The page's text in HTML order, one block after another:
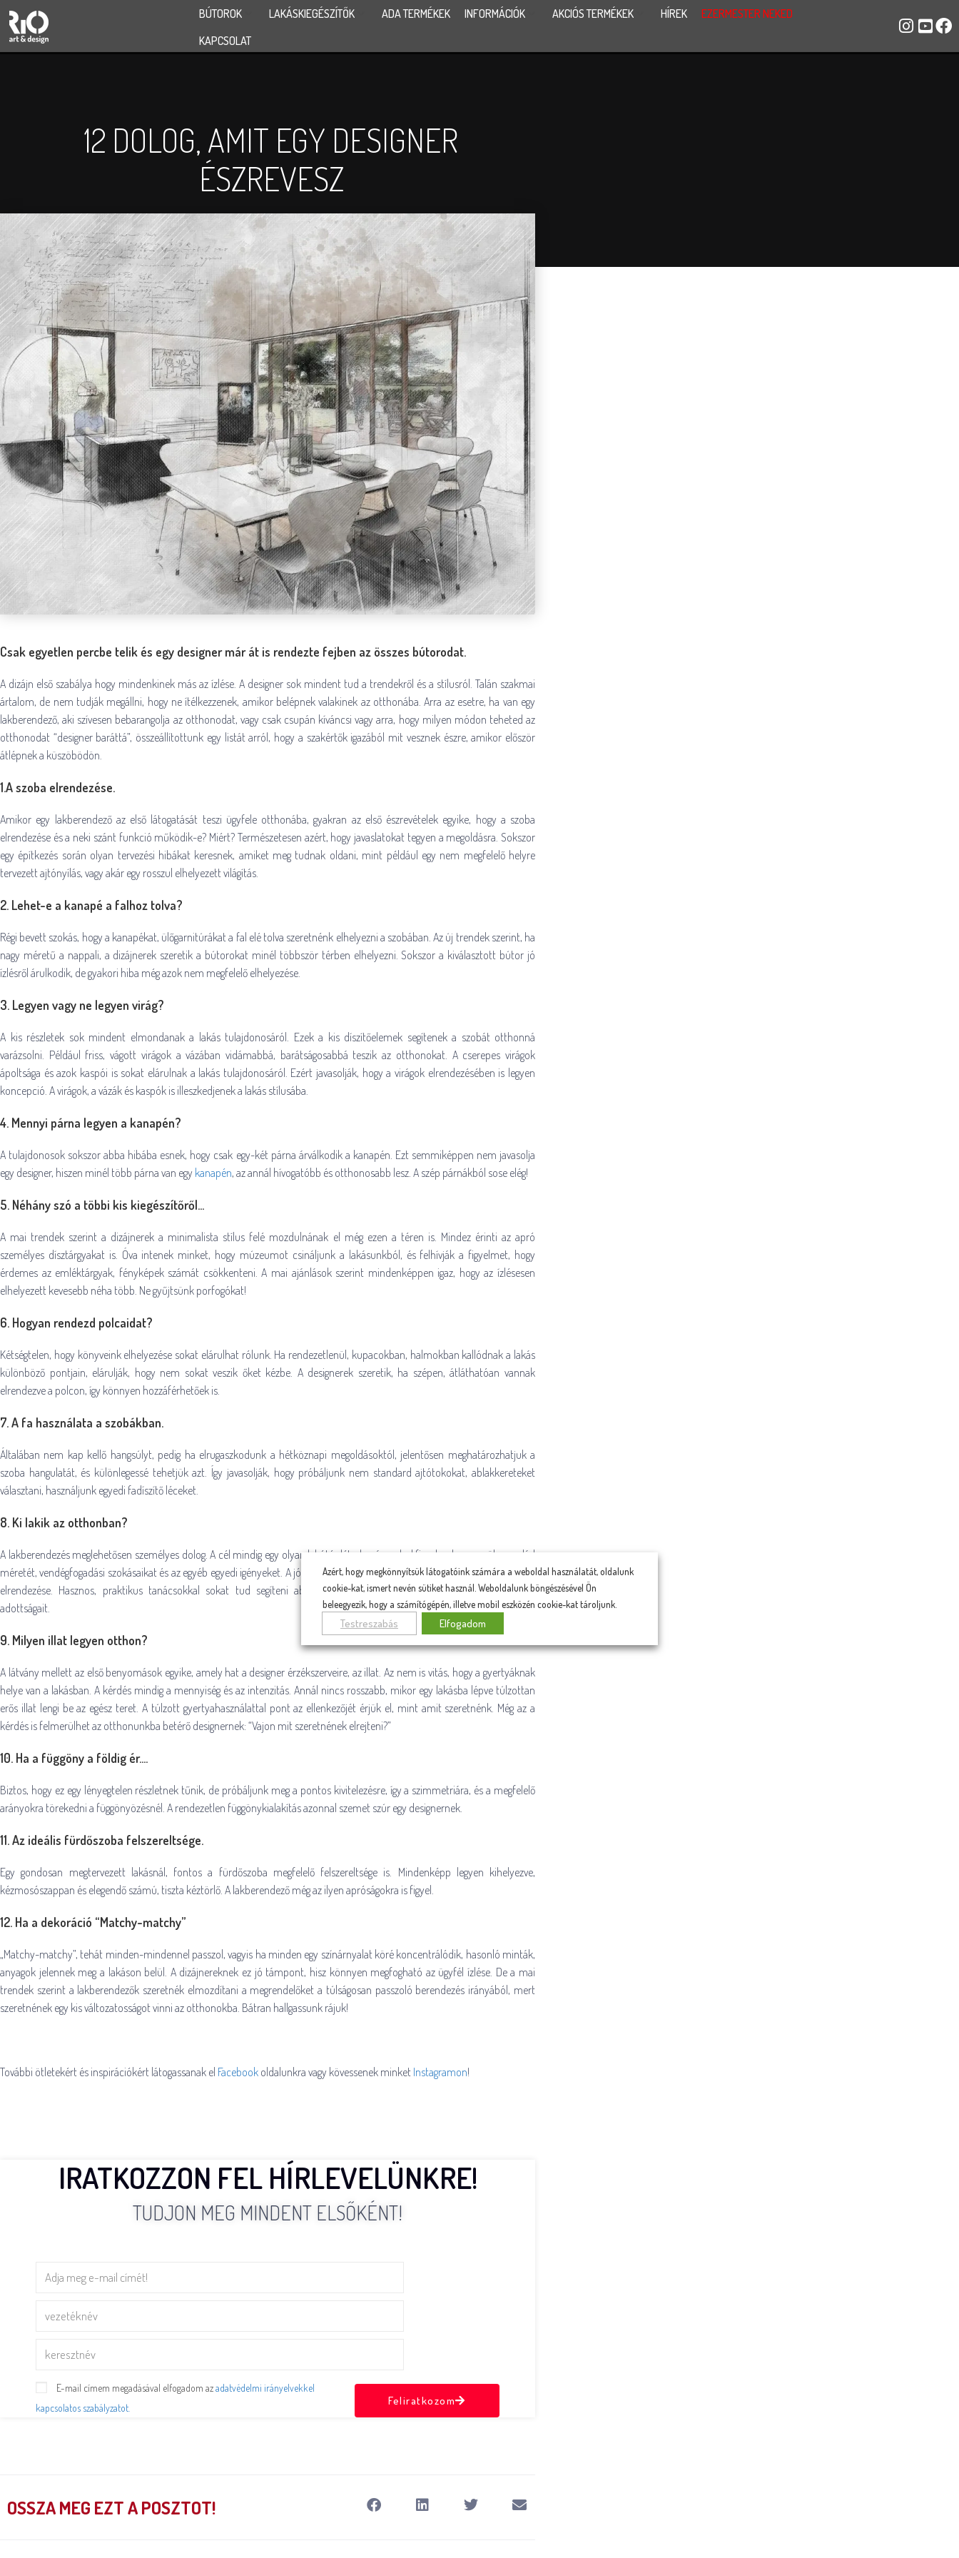
BÚTOROK LAKÁSKIEGÉSZÍTŐK ADA TERMÉKEK INFORMÁCIÓK AKCIÓS TERMÉKEK HÍREK
EZERMESTER NEKED
KAPCSOLAT
12 DOLOG, AMIT EGY DESIGNER
ÉSZREVESZ
Csak egyetlen percbe telik és egy designer már át is rendezte fejben az összes bútorodat.
A dizájn első szabálya hogy mindenkinek más az ízlése. A designer sok mindent tud a trendekről és a stílusról. Talán szakmai
ártalom, de nem tudják megállni, hogy ne ítélkezzenek, amikor belépnek valakinek az otthonába. Arra az esetre, ha van egy
lakberendező, aki szívesen bebarangolja az otthonodat, vagy csak csupán kíváncsi vagy arra, hogy milyen módon teheted az
otthonodat “designer baráttá”, összeállítottunk egy listát arról, hogy a szakértők igazából mit vesznek észre, amikor először
átlépnek a küszöbödön.
1.A szoba elrendezése.
Amikor egy lakberendező az első látogatását teszi ügyfele otthonába, gyakran az első észrevételek egyike, hogy a szoba
elrendezése és a neki szánt funkció működik-e? Miért? Természetesen azért, hogy javaslatokat tegyen a megoldásra. Sokszor
egy építkezés során olyan tervezési hibákat keresnek, amiket meg tudnak oldani, mint például egy nem megfelelő helyre
tervezett ajtónyílás, vagy akár egy rosszul elhelyezett világítás.
2. Lehet-e a kanapé a falhoz tolva?
Régi bevett szokás, hogy a kanapékat, ülőgarnitúrákat a fal elé tolva szeretnénk elhelyezni a szobában. Az új trendek szerint, ha
nagy méretű a nappali, a dizájnerek szeretik a bútorokat minél többször térben elhelyezni. Sokszor a kiválasztott bútor jó
ízlésről árulkodik, de gyakori hiba még azok nem megfelelő elhelyezése.
3. Legyen vagy ne legyen virág?
A kis részletek sok mindent elmondanak a lakás tulajdonosáról. Ezek a kis díszítőelemek segítenek a szobát otthonná
varázsolni. Például friss, vágott virágok a vázában vidámabbá, barátságosabbá teszik az otthonokat. A cserepes virágok
ápoltsága és azok kaspói is sokat elárulnak a lakás tulajdonosáról. Ezért javasolják, hogy a virágok elrendezésében is legyen
koncepció. A virágok, a vázák és kaspók is illeszkedjenek a lakás stílusába.
4. Mennyi párna legyen a kanapén?
A tulajdonosok sokszor abba hibába esnek, hogy csak egy-két párna árválkodik a kanapén. Ezt semmiképpen nem javasolja
egy designer, hiszen minél több párna van egy kanapén, az annál hívogatóbb és otthonosabb lesz. A szép párnákból sose elég!
5. Néhány szó a többi kis kiegészítőről…
A mai trendek szerint a dizájnerek a minimalista stílus felé mozdulnának el még ezen a téren is. Mindez érinti az apró
személyes dísztárgyakat is. Óva intenek minket, hogy múzeumot csináljunk a lakásunkból, és felhívják a figyelmet, hogy
érdemes az emléktárgyak, fényképek számát csökkenteni. A mai ajánlások szerint mindenképpen igaz, hogy az ízlésesen
elhelyezett kevesebb néha több. Ne gyűjtsünk porfogókat!
6. Hogyan rendezd polcaidat?
Kétségtelen, hogy könyveink elhelyezése sokat elárulhat rólunk. Ha rendezetlenül, kupacokban, halmokban kallódnak a lakás
különböző pontjain, elárulják, hogy nem sokat veszik őket kézbe. A designerek szeretik, ha szépen, átláthatóan vannak
elrendezve a polcon, így könnyen hozzáférhetőek is.
7. A fa használata a szobákban.
Általában nem kap kellő hangsúlyt, pedig ha elrugaszkodunk a hétköznapi megoldásoktól, jelentősen meghatározhatjuk a
szoba hangulatát, és különlegessé tehetjük azt. Így javasolják, hogy próbáljunk nem standard ajtótokokat, ablakkereteket
választani, használjunk egyedi fadíszítő léceket.
8. Ki lakik az otthonban?
A lakberendezés meglehetősen személyes dolog. A cél mindig egy olyan lakótér létrehozása, ahol figyelembe vesszük a család
méretét, vendégfogadási szokásaikat és az egyéb egyedi igényeket. A jó lakberendező azonnal látja, hogy megfelelő-e a lakótér
elrendezése. Hasznos, praktikus tanácsokkal sokat tud segíteni abban, hogy minél jobban kihasználhassuk lakásunk
adottságait.
9. Milyen illat legyen otthon?
A látvány mellett az első benyomások egyike, amely hat a designer érzékszerveire, az illat. Az nem is vitás, hogy a gyertyáknak
helye van a lakásban. A kérdés mindig a mennyiség és az intenzitás. Annál nincs rosszabb, mikor egy lakásba lépve túlzottan
erős illat lengi be az egész teret. A túlzott gyertyahasználattal pont az ellenkezőjét érjük el, mint amit szeretnénk. Még az a
kérdés is felmerülhet az otthonunkba betérő designernek: “Vajon mit szeretnének elrejteni?”
10. Ha a függöny a földig ér….
Biztos, hogy ez egy lényegtelen részletnek tűnik, de próbáljunk meg a pontos kivitelezésre, így a szimmetriára, és a megfelelő
arányokra törekedni a függönyözésnél. A rendezetlen függönykialakítás azonnal szemet szúr egy designernek.
11. Az ideális fürdőszoba felszereltsége.
Egy gondosan megtervezett lakásnál, fontos a fürdőszoba megfelelő felszereltsége is. Mindenképp legyen kihelyezve,
kézmosószappan és elegendő számú, tiszta kéztörlő. A lakberendező még az ilyen apróságokra is figyel.
12. Ha a dekoráció “Matchy-matchy”
„Matchy-matchy”, tehát minden-mindennel passzol, vagyis ha minden egy színárnyalat köré koncentrálódik, hasonló minták,
anyagok jelennek meg a lakáson belül. A dizájnereknek ez jó támpont, hisz könnyen megfogható az ügyfél ízlése. De a mai
trendek szerint a lakberendezők szeretnék elmozdítani a megrendelőket a túlságosan passzoló berendezés irányából, mert
szeretnének egy kis változatosságot vinni az otthonokba. Bátran hallgassunk rájuk!
További ötletekért és inspirációkért látogassanak el Facebook oldalunkra vagy kövessenek minket Instagramon!
IRATKOZZON FEL HÍRLEVELÜNKRE!
TUDJON MEG MINDENT ELSŐKÉNT!
E-mail címem megadásával elfogadom azadatvédelmi irányelvekkel
kapcsolatos szabályzatot.
Feliratkozom
OSSZA MEG EZT A POSZTOT!
Azért, hogy megkönnyítsük látogatóink számára a weboldal használatát, oldalunk
cookie-kat, ismert nevén sütiket használ. Weboldalunk böngészésével Ön
beleegyezik, hogy a számítógépén, illetve mobil eszközén cookie-kat tároljunk.
Testreszabás Elfogadom